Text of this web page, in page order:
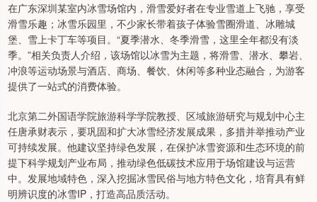
在广东深圳某室内冰雪场馆内，滑雪爱好者在专业雪道上飞驰，享受
滑雪乐趣；冰雪乐园里，不少家长带着孩子体验雪圈滑道、冰雕城
堡、雪上卡丁车等项目。“夏季潜水、冬季滑雪，这里全年都没有淡
季。”相关负责人介绍，该场馆以冰雪为主题，将滑雪、潜水、攀岩、
冲浪等运动场景与酒店、商场、餐饮、休闲等多种业态融合，为游客
提供了一站式的消费体验。
北京第二外国语学院旅游科学学院教授、区域旅游研究与规划中心主
任唐承财表示，要巩固和扩大冰雪经济发展成果，多措并举推动产业
可持续发展。他建议坚持绿色发展，在保护冰雪资源和生态环境的前
提下科学规划产业布局，推动绿色低碳技术应用于场馆建设与运营
中。发展地域特色，深入挖掘冰雪民俗与地方特色文化，培育具有鲜
明辨识度的冰雪IP，打造高品质活动。